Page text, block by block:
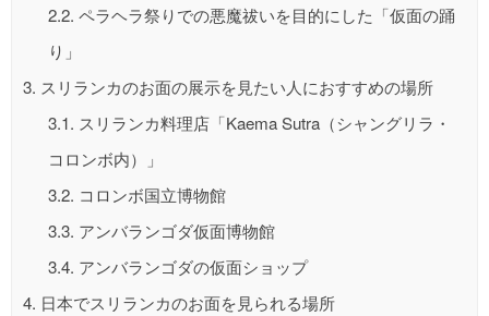
2.2. ペラヘラ祭りでの悪魔祓いを目的にした「仮面の踊
り」
3. スリランカのお面の展示を見たい人におすすめの場所
3.1. スリランカ料理店「Kaema Sutra（シャングリラ・
コロンボ内）」
3.2. コロンボ国立博物館
3.3. アンバランゴダ仮面博物館
3.4. アンバランゴダの仮面ショップ
4. 日本でスリランカのお面を見られる場所